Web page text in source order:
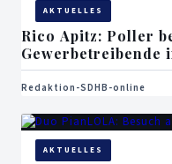
AKTUELLES
Rico Apitz: Poller
Gewerbetreibende
Redaktion-SDHB-online
AKTUELLES